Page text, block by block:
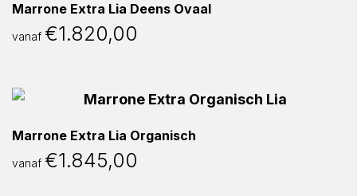
Marrone Extra Lia Deens Ovaal
vanaf €1.820,00
Marrone Extra Lia Organisch
vanaf €1.845,00